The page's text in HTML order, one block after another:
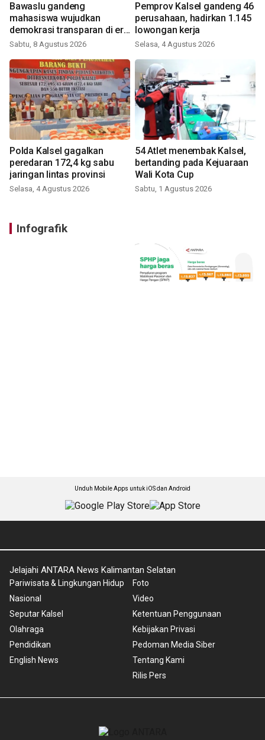
Bawaslu gandeng
mahasiswa wujudkan
demokrasi transparan di era
digital
Sabtu, 8 Agustus 2026
Pemprov Kalsel gandeng 46
perusahaan, hadirkan 1.145
lowongan kerja
Selasa, 4 Agustus 2026
Polda Kalsel gagalkan
peredaran 172,4 kg sabu
jaringan lintas provinsi
Selasa, 4 Agustus 2026
54 Atlet menembak Kalsel,
bertanding pada Kejuaraan
Wali Kota Cup
Sabtu, 1 Agustus 2026
Infografik
Unduh Mobile Apps untuk iOS dan Android
Jelajahi ANTARA News Kalimantan Selatan
Pariwisata & Lingkungan Hidup
Nasional
Seputar Kalsel
Olahraga
Pendidikan
English News
Foto
Video
Ketentuan Penggunaan
Kebijakan Privasi
Pedoman Media Siber
Tentang Kami
Rilis Pers